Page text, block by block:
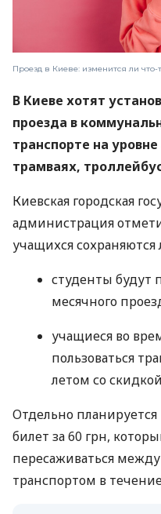
Проезд в Киеве: изменится ли что-
В Киеве хотят
проезда в
транспорте на
трамваях,
Киевская городская
администрация
учащихся сохраняются
студенты будут
месячного
учащиеся во
пользоваться
летом со
Отдельно
билет за 60 грн,
пересаживаться
транспортом в